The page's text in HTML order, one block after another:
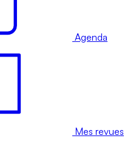
Agenda
Mes revues